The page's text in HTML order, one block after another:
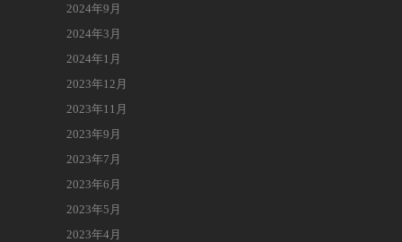
2024年9月
2024年3月
2024年1月
2023年12月
2023年11月
2023年9月
2023年7月
2023年6月
2023年5月
2023年4月